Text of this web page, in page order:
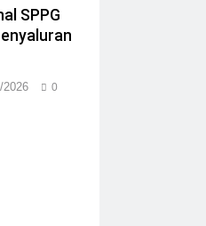
SPPG
2026 0